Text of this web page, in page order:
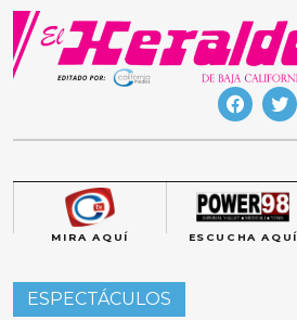
Skip
content
MIRA AQUÍ ESCUCHA AQUÍ
ESPECTÁCULOS